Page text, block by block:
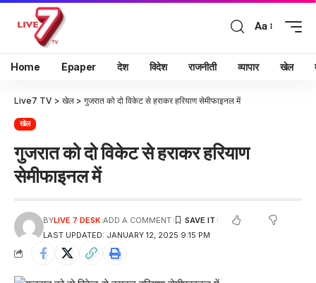
Aa
Home Epaper देश विदेश राजनीती व्यापार खेल
Live7 TV > खेल > गुजरात को दो विकेट से हराकर हरियाण सेमीफाइनल में
खेल
गुजरात को दो विकेट से हराकर हरियाण
सेमीफाइनल में
LAST UPDATED: JANUARY 12, 2025 9:15 PM
BYLIVE 7 DESK ADD A COMMENT